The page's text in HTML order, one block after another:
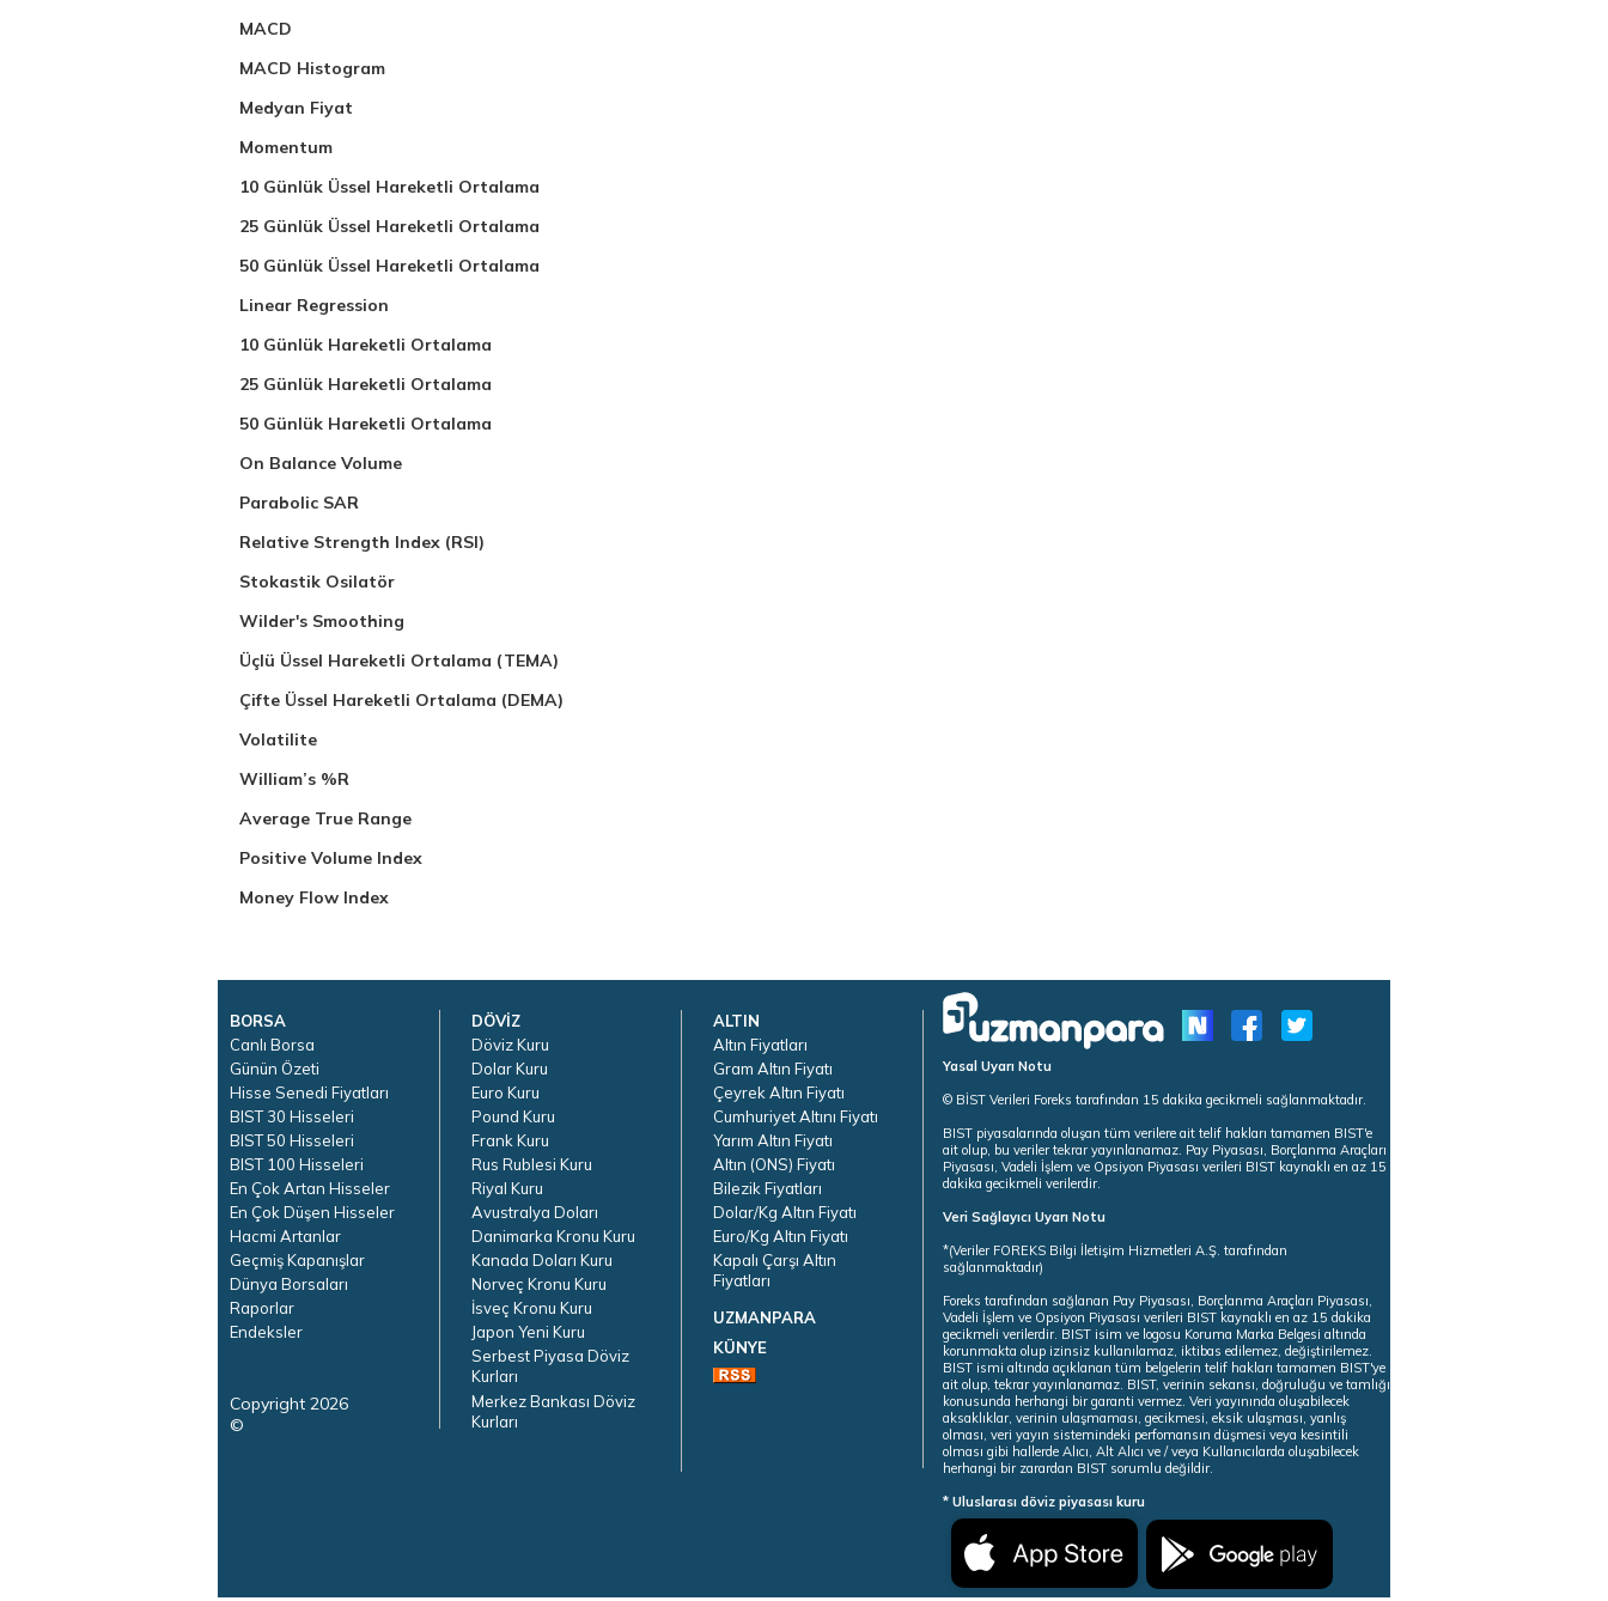
MACD
MACD Histogram
Medyan Fiyat
Momentum
10 Günlük Üssel Hareketli Ortalama
25 Günlük Üssel Hareketli Ortalama
50 Günlük Üssel Hareketli Ortalama
Linear Regression
10 Günlük Hareketli Ortalama
25 Günlük Hareketli Ortalama
50 Günlük Hareketli Ortalama
On Balance Volume
Parabolic SAR
Relative Strength Index (RSI)
Stokastik Osilatör
Wilder's Smoothing
Üçlü Üssel Hareketli Ortalama (TEMA)
Çifte Üssel Hareketli Ortalama (DEMA)
Volatilite
William’s %R
Average True Range
Positive Volume Index
Money Flow Index
BORSA
Canlı Borsa
Günün Özeti
Hisse Senedi Fiyatları
BIST 30 Hisseleri
BIST 50 Hisseleri
BIST 100 Hisseleri
En Çok Artan Hisseler
En Çok Düşen Hisseler
Hacmi Artanlar
Geçmiş Kapanışlar
Dünya Borsaları
Raporlar
Endeksler
Copyright 2026
©
DÖVİZ
Döviz Kuru
Dolar Kuru
Euro Kuru
Pound Kuru
Frank Kuru
Rus Rublesi Kuru
Riyal Kuru
Avustralya Doları
Danimarka Kronu Kuru
Kanada Doları Kuru
Norveç Kronu Kuru
İsveç Kronu Kuru
Japon Yeni Kuru
Serbest Piyasa Döviz
Kurları
Merkez Bankası Döviz
Kurları
ALTIN
Altın Fiyatları
Gram Altın Fiyatı
Çeyrek Altın Fiyatı
Cumhuriyet Altını Fiyatı
Yarım Altın Fiyatı
Altın (ONS) Fiyatı
Bilezik Fiyatları
Dolar/Kg Altın Fiyatı
Euro/Kg Altın Fiyatı
Kapalı Çarşı Altın
Fiyatları
UZMANPARA
KÜNYE
Yasal Uyarı Notu
© BİST Verileri Foreks tarafından 15 dakika gecikmeli sağlanmaktadır.
BIST piyasalarında oluşan tüm verilere ait telif hakları tamamen BIST'e
ait olup, bu veriler tekrar yayınlanamaz. Pay Piyasası, Borçlanma Araçları
Piyasası, Vadeli İşlem ve Opsiyon Piyasası verileri BIST kaynaklı en az 15
dakika gecikmeli verilerdir.
Veri Sağlayıcı Uyarı Notu
*(Veriler FOREKS Bilgi İletişim Hizmetleri A.Ş. tarafından
sağlanmaktadır)
Foreks tarafından sağlanan Pay Piyasası, Borçlanma Araçları Piyasası,
Vadeli İşlem ve Opsiyon Piyasası verileri BIST kaynaklı en az 15 dakika
gecikmeli verilerdir. BIST isim ve logosu Koruma Marka Belgesi altında
korunmakta olup izinsiz kullanılamaz, iktibas edilemez, değiştirilemez.
BIST ismi altında açıklanan tüm belgelerin telif hakları tamamen BIST'ye
ait olup, tekrar yayınlanamaz. BIST, verinin sekansı, doğruluğu ve tamlığı
konusunda herhangi bir garanti vermez. Veri yayınında oluşabilecek
aksaklıklar, verinin ulaşmaması, gecikmesi, eksik ulaşması, yanlış
olması, veri yayın sistemindeki perfomansın düşmesi veya kesintili
olması gibi hallerde Alıcı, Alt Alıcı ve / veya Kullanıcılarda oluşabilecek
herhangi bir zarardan BIST sorumlu değildir.
* Uluslarası döviz piyasası kuru